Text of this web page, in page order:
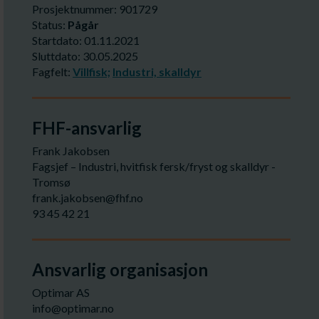
Prosjektnummer: 901729
Status: Pågår
Startdato: 01.11.2021
Sluttdato: 30.05.2025
Fagfelt: Villfisk; Industri, skalldyr
FHF-ansvarlig
Frank Jakobsen
Fagsjef – Industri, hvitfisk fersk/fryst og skalldyr -
Tromsø
frank.jakobsen@fhf.no
93 45 42 21
Ansvarlig organisasjon
Optimar AS
info@optimar.no